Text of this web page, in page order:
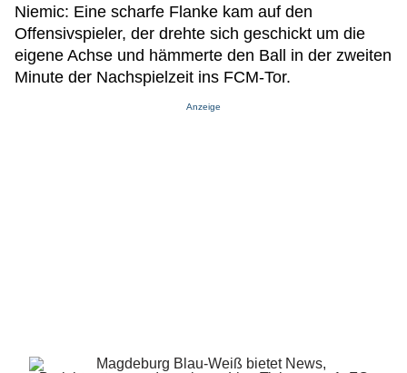
Niemic: Eine scharfe Flanke kam auf den
Offensivspieler, der drehte sich geschickt um die
eigene Achse und hämmerte den Ball in der zweiten
Minute der Nachspielzeit ins FCM-Tor.
Anzeige